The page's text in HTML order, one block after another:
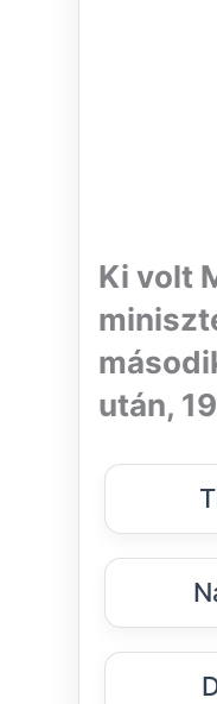
Ki volt
után,